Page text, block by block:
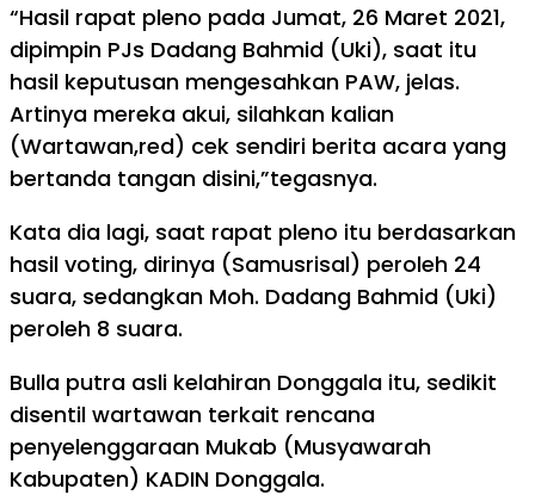
“Hasil rapat pleno pada Jumat, 26 Maret 2021,
dipimpin PJs Dadang Bahmid (Uki), saat itu
hasil keputusan mengesahkan PAW, jelas.
Artinya mereka akui, silahkan kalian
(Wartawan,red) cek sendiri berita acara yang
bertanda tangan disini,”tegasnya.
Kata dia lagi, saat rapat pleno itu berdasarkan
hasil voting, dirinya (Samusrisal) peroleh 24
suara, sedangkan Moh. Dadang Bahmid (Uki)
peroleh 8 suara.
Bulla putra asli kelahiran Donggala itu, sedikit
disentil wartawan terkait rencana
penyelenggaraan Mukab (Musyawarah
Kabupaten) KADIN Donggala.